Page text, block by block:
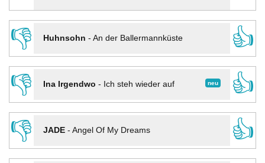
👎
Huhnsohn - An der Ballermannküste
👍
👎
neu
Ina Irgendwo - Ich steh wieder auf
👍
👎
JADE- Angel Of My Dreams
👍